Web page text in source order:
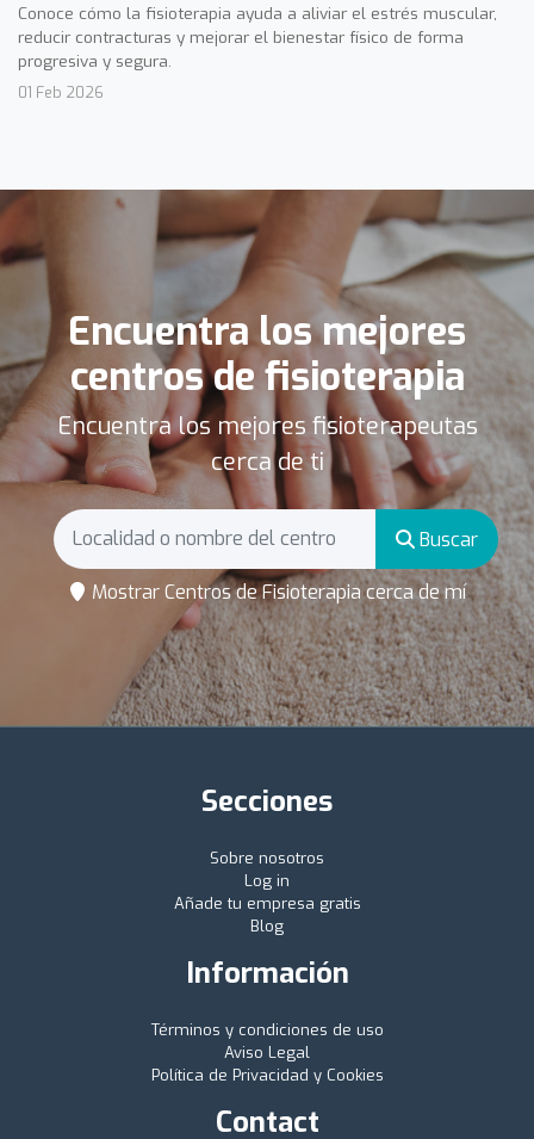
Conoce cómo la fisioterapia ayuda a aliviar el estrés muscular,
reducir contracturas y mejorar el bienestar físico de forma
progresiva y segura.
01 Feb 2026
Encuentra los mejores
centros de fisioterapia
Encuentra los mejores fisioterapeutas
cerca de ti
Buscar
Mostrar Centros de Fisioterapia cerca de mí
Secciones
Sobre nosotros
Log in
Añade tu empresa gratis
Blog
Información
Términos y condiciones de uso
Aviso Legal
Política de Privacidad y Cookies
Contact